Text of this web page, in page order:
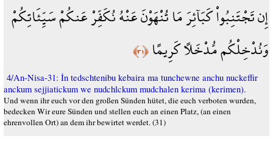
إِن تَجْتَنِبُواْ كَبَآئِرَ مَا تُنْهَوْنَ عَنْهُ نُكَفِّرْ عَنكُمْ سَيِّئَاتِكُمْ
وَنُدْخِلْكُم مُّدْخَلاً كَرِيمًا﴿٣١﴾
4/An-Nisa-31: İn tedschtenibu kebaira ma tunchewne anchu nuckeffir
anckum sejjiatickum we nudchlckum mudchalen kerima (kerimen).
Und wenn ihr euch vor den großen Sünden hütet, die euch verboten wurden,
bedecken Wir eure Sünden und stellen euch an einen Platz, (an einen
ehrenvollen Ort) an dem ihr bewirtet werdet. (31)